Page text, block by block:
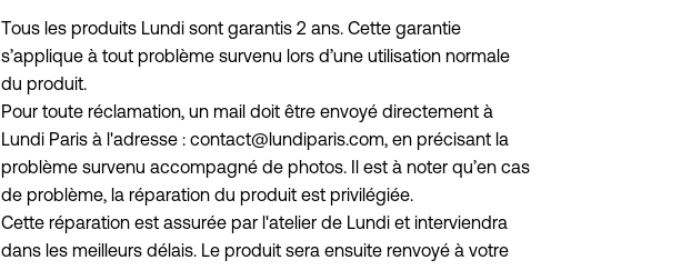
Tous les produits Lundi sont garantis 2 ans. Cette garantie
s’applique à tout problème survenu lors d’une utilisation normale
du produit.
Pour toute réclamation, un mail doit être envoyé directement à
Lundi Paris à l'adresse : contact@lundiparis.com, en précisant la
problème survenu accompagné de photos. Il est à noter qu’en cas
de problème, la réparation du produit est privilégiée.
Cette réparation est assurée par l'atelier de Lundi et interviendra
dans les meilleurs délais. Le produit sera ensuite renvoyé à votre